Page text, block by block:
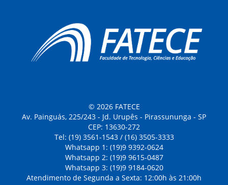
© 2026 FATECE
Av. Painguás, 225/243 - Jd. Urupês - Pirassununga - SP
CEP: 13630-272
Tel: (19) 3561-1543 / (16) 3505-3333
Whatsapp 1: (19)9 9392-0624
Whatsapp 2: (19)9 9615-0487
Whatsapp 3: (19)9 9184-0620
Atendimento de Segunda a Sexta: 12:00h às 21:00h